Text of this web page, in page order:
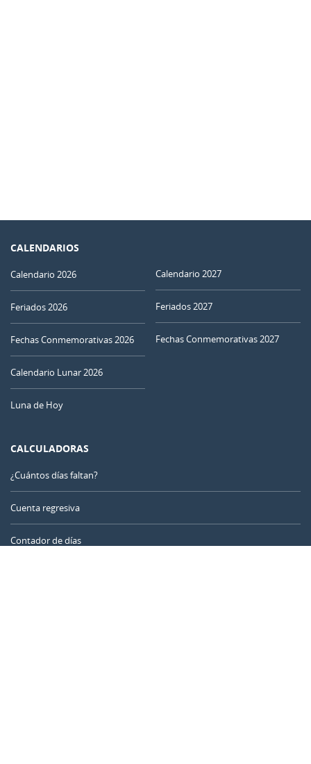
CALENDARIOS
Calendario 2026
Feriados 2026
Fechas Conmemorativas 2026
Calendario Lunar 2026
Luna de Hoy
Calendario 2027
Feriados 2027
Fechas Conmemorativas 2027
CALCULADORAS
¿Cuántos días faltan?
Cuenta regresiva
Contador de días